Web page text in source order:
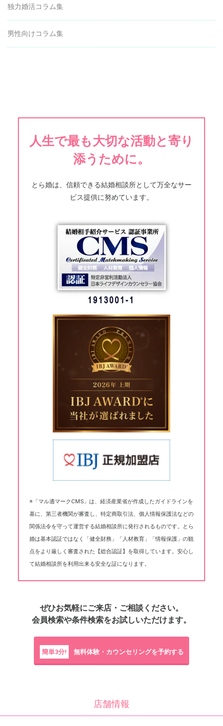
独力婚活コラム集
男性向けコラム集
人生で最も大切な活動と寄り
添うために。
とら婚は、信頼できる結婚相談所として万全なサー
ビス提供に努めています。
※「マル適マークCMS」は、経済産業省が作成したガイドラインを
基に、第三者機関が審査し、特定商取引法、個人情報保護法などの
関係法令を守って運営する結婚相談所に発行されるものです。とら
婚は基本認証ではなく「健全財務」「人材教育」「情報保護」の観
点をより厳しく審査された【総合認証】を取得しています。安心し
て結婚相談所を利用出来る安全な証になります。
ぜひお気軽にご来店・ご相談ください。
会員検索や条件検索をお試しいただけます。
簡単3分! 無料体験・カウンセリングを予約する
店舗情報